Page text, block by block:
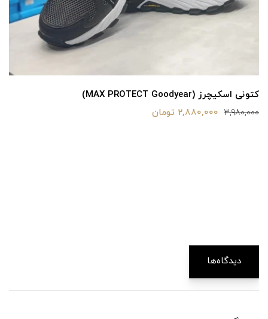
کتونی اسکیچرز (MAX PROTECT Goodyear)
3,980,000 2,880,000 تومان
دیدگاه‌ها